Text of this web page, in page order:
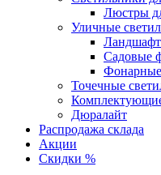
Люстры
Уличные
Садовые
Точечные
Дюралайт
Распродажа склада
Акции
Скидки %